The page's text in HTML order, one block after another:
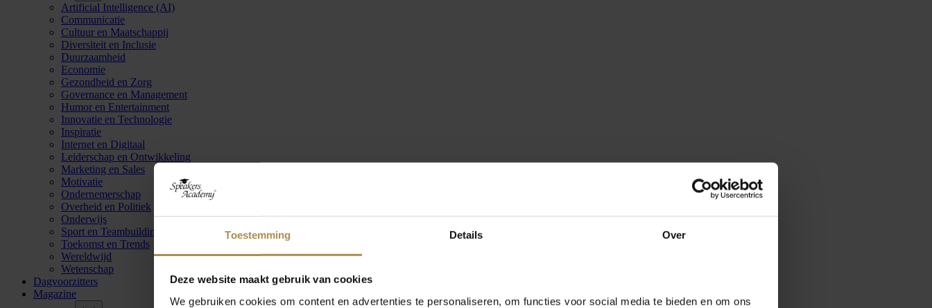
Toestemming Details Over
Deze website maakt gebruik van cookies
We gebruiken cookies om content en advertenties te personaliseren, om functies voor social media te bieden en om ons
Artificial Intelligence (AI)
Communicatie
Cultuur en Maatschappij
Diversiteit en Inclusie
Duurzaamheid
Economie
Gezondheid en Zorg
Governance en Management
Humor en Entertainment
Innovatie en Technologie
Inspiratie
Internet en Digitaal
Leiderschap en Ontwikkeling
Marketing en Sales
Motivatie
Ondernemerschap
Overheid en Politiek
Onderwijs
Sport en Teambuilding
Toekomst en Trends
Wereldwijd
Wetenschap
Dagvoorzitters
Magazine